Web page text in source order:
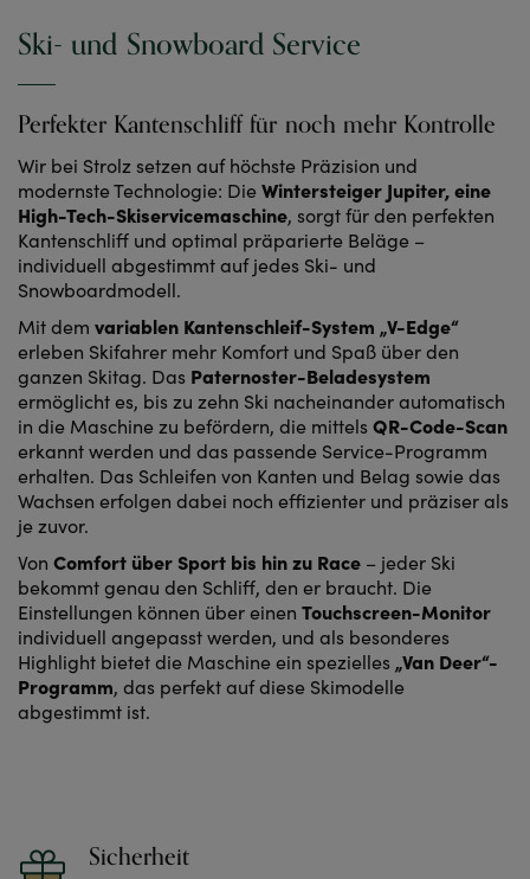
Ski- und Snowboard Service
Perfekter Kantenschliff für noch mehr Kontrolle
Wir bei Strolz setzen auf höchste Präzision und
modernste Technologie: DieWintersteiger Jupiter, eine
High-Tech-Skiservicemaschine, sorgt für den perfekten
Kantenschliff und optimal präparierte Beläge –
individuell abgestimmt auf jedes Ski- und
Snowboardmodell.
Mit dem variablen Kantenschleif-System „V-Edge“
erleben Skifahrer mehr Komfort und Spaß über den
ganzen Skitag. Das Paternoster-Beladesystem
ermöglicht es, bis zu zehn Ski nacheinander automatisch
in die Maschine zu befördern, die mittelsQR-Code-Scan
erkannt werden und das passende Service-Programm
erhalten. Das Schleifen von Kanten und Belag sowie das
Wachsen erfolgen dabei noch effizienter und präziser als
je zuvor.
Von Comfort über Sport bis hin zu Race – jeder Ski
bekommt genau den Schliff, den er braucht. Die
Einstellungen können über einen Touchscreen-Monitor
individuell angepasst werden, und als besonderes
Highlight bietet die Maschine ein spezielles „Van Deer“-
Programm, das perfekt auf diese Skimodelle
abgestimmt ist.
Sicherheit